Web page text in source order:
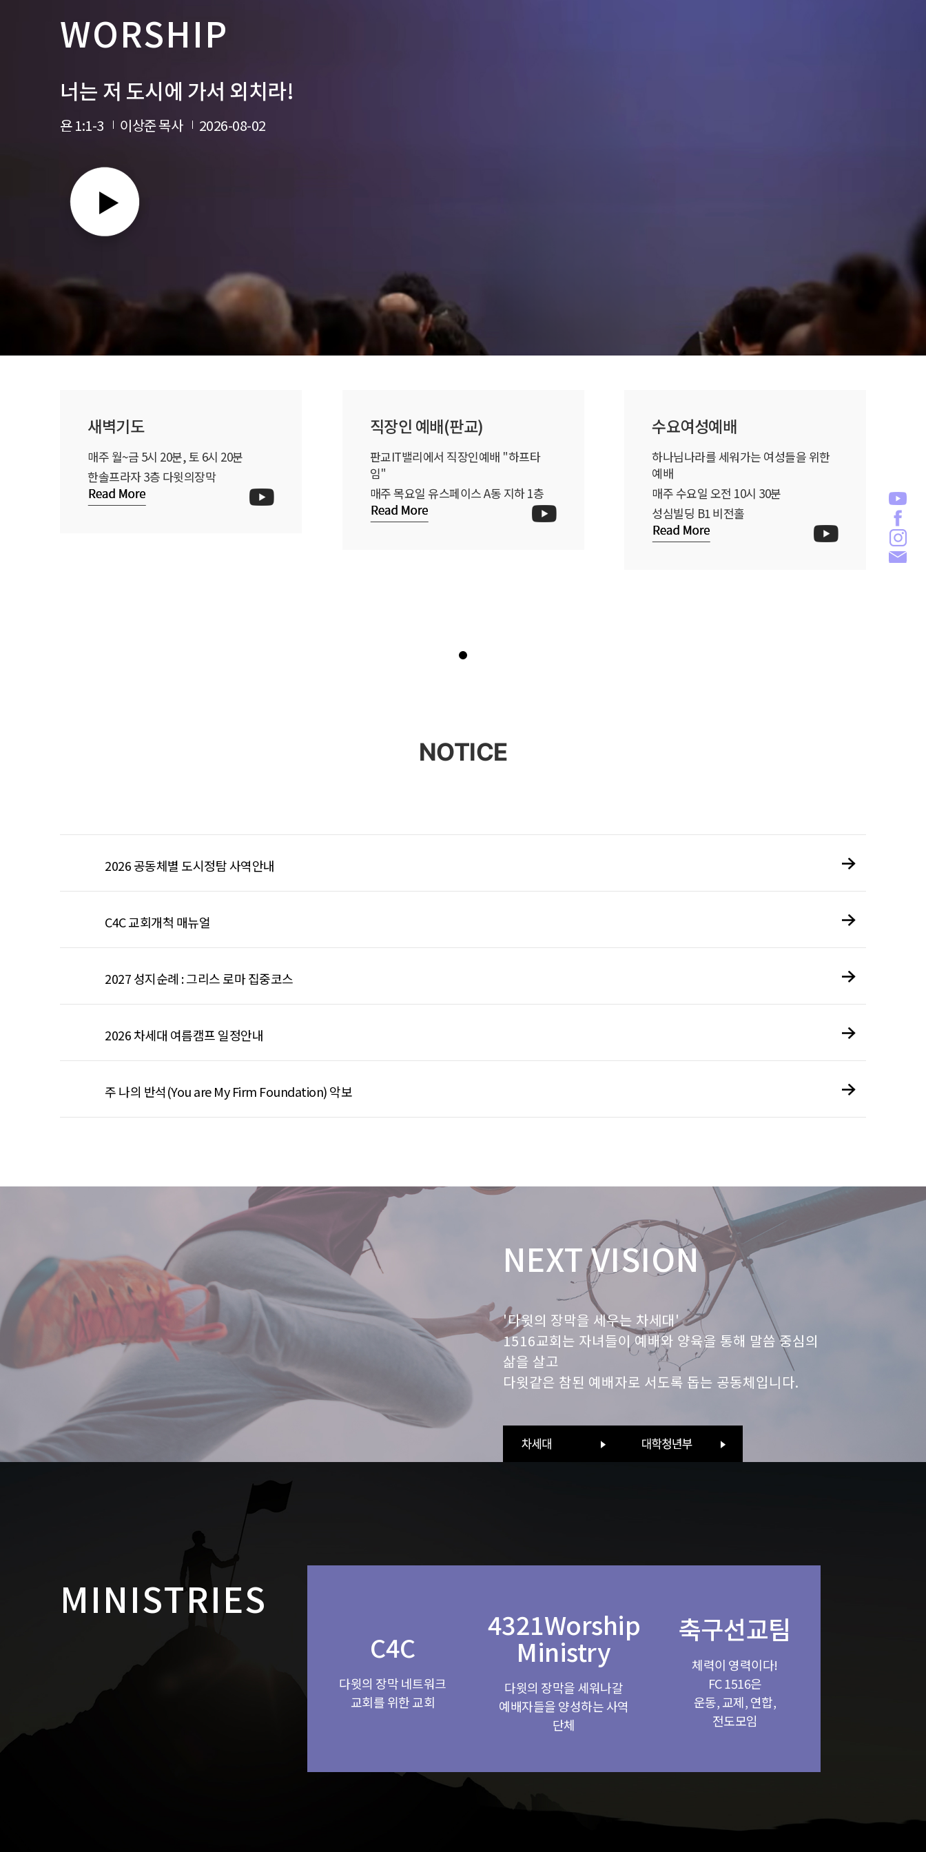
WORSHIP
너는 저 도시에 가서 외치라!
욘 1:1-3 이상준 목사 2026-08-02
새벽기도
매주 월~금 5시 20분, 토 6시 20분
한솔프라자 3층 다윗의장막
직장인 예배(판교)
판교IT밸리에서 직장인예배 "하프타
임"
매주 목요일 유스페이스 A동 지하 1층
수요여성예배
하나님나라를 세워가는 여성들을 위한
예배
매주 수요일 오전 10시 30분
성심빌딩 B1 비전홀
NOTICE
2026 공동체별 도시정탐 사역안내
C4C 교회개척 매뉴얼
2027 성지순례 : 그리스 로마 집중코스
2026 차세대 여름캠프 일정안내
주 나의 반석(You are My Firm Foundation) 악보
NEXT VISION
'다윗의 장막을 세우는 차세대'
1516교회는 자녀들이 예배와 양육을 통해 말씀 중심의
삶을 살고
다윗같은 참된 예배자로 서도록 돕는 공동체입니다.
MINISTRIES
C4C
다윗의 장막 네트워크
교회를 위한 교회
4321Worship
Ministry
다윗의 장막을 세워나갈
예배자들을 양성하는 사역
단체
축구선교팀
체력이 영력이다!
FC 1516은
운동, 교제, 연합,
전도모임
유튜
페이
인스
이메일